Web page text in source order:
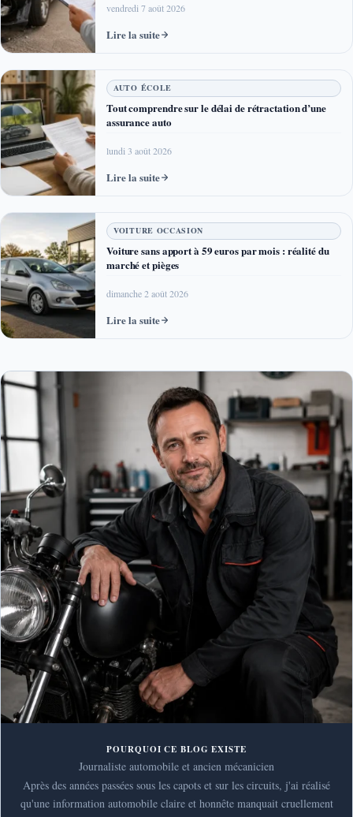
vendredi 7 août 2026
Lire la suite
AUTO ÉCOLE
Tout comprendre sur le délai de rétractation d’une
assurance auto
lundi 3 août 2026
Lire la suite
VOITURE OCCASION
Voiture sans apport à 59 euros par mois : réalité du
marché et pièges
dimanche 2 août 2026
Lire la suite
POURQUOI CE BLOG EXISTE
Journaliste automobile et ancien mécanicien
Après des années passées sous les capots et sur les circuits, j'ai réalisé
qu'une information automobile claire et honnête manquait cruellement